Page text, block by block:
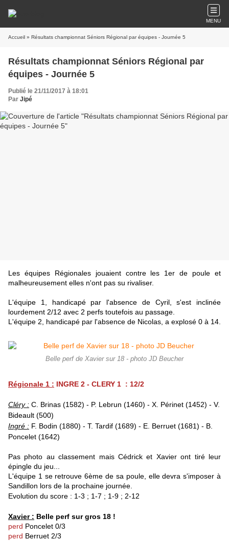
MENU
Accueil » Résultats championnat Séniors Régional par équipes - Journée 5
Résultats championnat Séniors Régional par
équipes - Journée 5
Publié le 21/11/2017 à 18:01
Par Jipé
Les équipes Régionales jouaient contre les 1er de poule et
malheureusement elles n'ont pas su rivaliser.
L'équipe 1, handicapé par l'absence de Cyril, s'est inclinée
lourdement 2/12 avec 2 perfs toutefois au passage.
L'équipe 2, handicapé par l'absence de Nicolas, a explosé 0 à 14.
Belle perf de Xavier sur 18 - photo JD Beucher
Régionale 1 : INGRE 2 - CLERY 1 : 12/2
Cléry : C. Brinas (1582) - P. Lebrun (1460) - X. Périnet (1452) - V.
Bideault (500)
Ingré : F. Bodin (1880) - T. Tardif (1689) - E. Berruet (1681) - B.
Poncelet (1642)
Pas photo au classement mais Cédrick et Xavier ont tiré leur
épingle du jeu...
L'équipe 1 se retrouve 6ème de sa poule, elle devra s'imposer à
Sandillon lors de la prochaine journée.
Evolution du score : 1-3 ; 1-7 ; 1-9 ; 2-12
Xavier : Belle perf sur gros 18 !
perd Poncelet 0/3
perd Berruet 2/3